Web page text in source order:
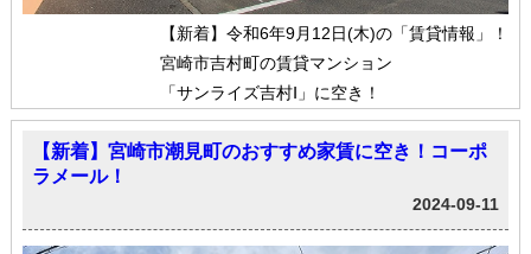
【新着】令和6年9月12日(木)の「賃貸情報」！
宮崎市吉村町の賃貸マンション
「サンライズ吉村Ⅰ」に空き！
【新着】宮崎市潮見町のおすすめ家賃に空き！コーポ
ラメール！
2024-09-11